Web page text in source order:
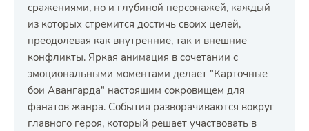
сражениями, но и глубиной персонажей, каждый
из которых стремится достичь своих целей,
преодолевая как внутренние, так и внешние
конфликты. Яркая анимация в сочетании с
эмоциональными моментами делает "Карточные
бои Авангарда" настоящим сокровищем для
фанатов жанра. События разворачиваются вокруг
главного героя, который решает участвовать в